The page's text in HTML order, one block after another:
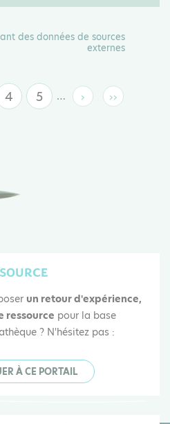
des données de sources
externes
Page
4 Page
5 …
Page
›
Dernière
››
un retour d'expérience,
ressource pour la base
? N'hésitez pas :
À CE PORTAIL